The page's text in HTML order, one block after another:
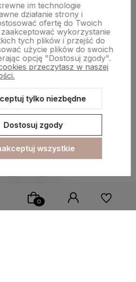
Szablon Shoper Modern 3.0™
GrowCommerce
im technologie
działanie strony i
ofertę do Twoich
wykorzystanie
tych plików i przejść do
użycie plików do swoich
opcję "Dostosuj zgody".
przeczytasz w naszej
tylko niezbędne
Dostosuj zgody
wszystkie